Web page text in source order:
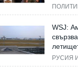
WSJ:
РУСИЯ